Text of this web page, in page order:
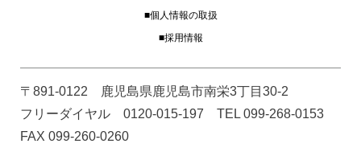
■個人情報の取扱
■採用情報
〒891-0122 鹿児島県鹿児島市南栄3丁目30-2
フリーダイヤル 0120-015-197 TEL 099-268-0153
FAX 099-260-0260